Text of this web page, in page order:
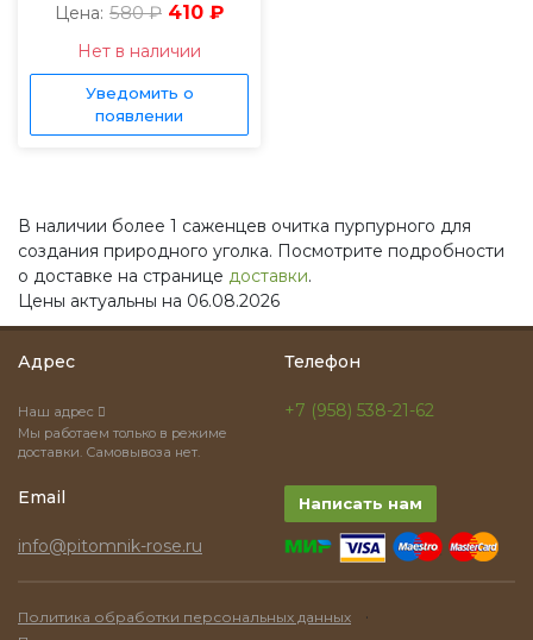
Цена: 580 ₽ 410 ₽
Нет в наличии
Уведомить о
появлении
В наличии более 1 саженцев очитка пурпурного для
создания природного уголка. Посмотрите подробности
о доставке на странице доставки.
Цены актуальны на 06.08.2026
Адрес
Наш адрес
Мы работаем только в режиме
доставки. Самовывоза нет.
Телефон
+7 (958) 538-21-62
Email
info@pitomnik-rose.ru
Написать нам
Политика обработки персональных данных ·